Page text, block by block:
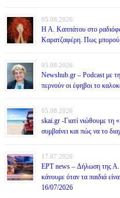
05.08.2026
Η Α. Καππάτου στο
Καρατζαφέρη. Πως
05.08.2026
Newshub.gr – Podcast με
περνούν οι έφηβοι το
05.08.2026
skai.gr -Γιατί νιώθουμε τη
συμβαίνει και πώς να το
17.07.2026
ΕΡΤ news – Δήλωση της Α.
κάνουμε όταν τα παιδιά
16/07/2026